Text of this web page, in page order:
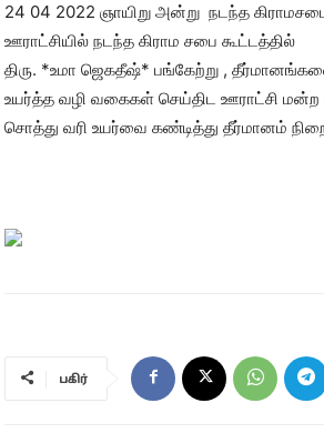
24 04 2022 ஞாயிறு அன்று நடந்த
ஊராட்சியில் நடந்த கிராம சபை கூட்டத்தில்
திரு. *உமா ஜெகதீஷ்* பங்கேற்று ,
உயர்த்த வழி வகைகள் செய்திட ஊராட்சி மன்ற
சொத்து வரி உயர்வை கண்டித்து தீர்மானம்
பகிர்